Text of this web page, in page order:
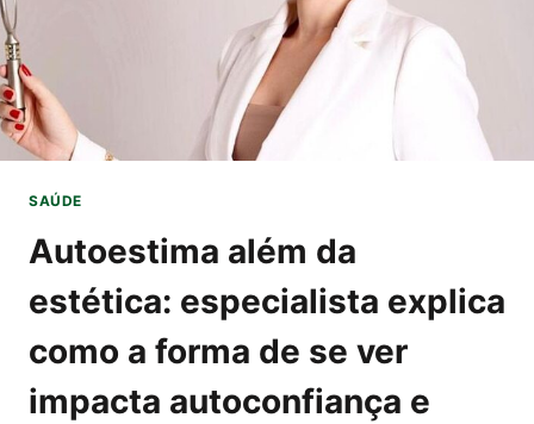
SAÚDE
Autoestima além da
estética: especialista explica
como a forma de se ver
impacta autoconfiança e